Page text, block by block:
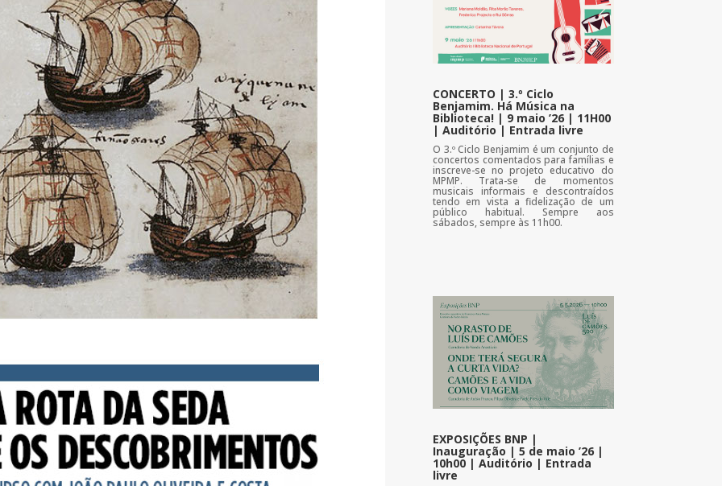
CONCERTO | 3.º Ciclo
Benjamim. Há Música na
Biblioteca! | 9 maio ’26 | 11H00
| Auditório | Entrada livre
O 3.º Ciclo Benjamim é um conjunto de
concertos comentados para famílias e
inscreve-se no projeto educativo do
MPMP. Trata-se de momentos
musicais informais e descontraídos
tendo em vista a fidelização de um
público habitual. Sempre aos
sábados, sempre às 11h00.
EXPOSIÇÕES BNP |
Inauguração | 5 de maio ’26 |
10h00 | Auditório | Entrada
livre